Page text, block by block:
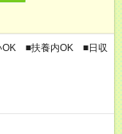
OK ■扶養内OK ■日収